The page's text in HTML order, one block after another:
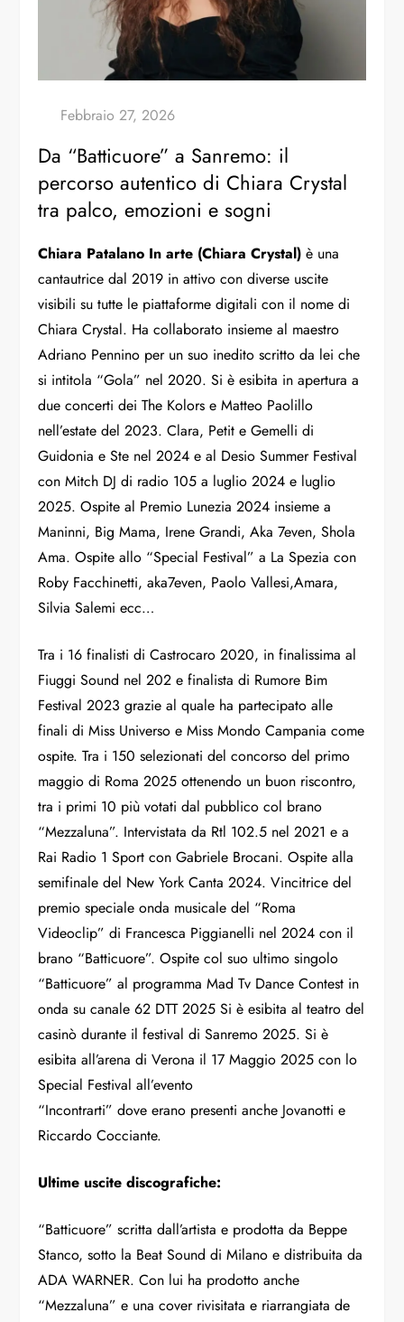
Da “Batticuore” a Sanremo: il
percorso autentico di Chiara Crystal
tra palco, emozioni e sogni
Chiara Patalano In arte (Chiara Crystal)è una
cantautrice dal 2019 in attivo con diverse uscite
visibili su tutte le piattaforme digitali con il nome di
Chiara Crystal. Ha collaborato insieme al maestro
Adriano Pennino per un suo inedito scritto da lei che
si intitola “Gola” nel 2020.Si è esibita in apertura a
due concerti dei The Kolors e Matteo Paolillo
nell’estate del 2023. Clara, Petit e Gemelli di
Guidonia e Ste nel 2024 e al Desio Summer Festival
con Mitch DJ di radio 105 a luglio 2024 e luglio
2025.Ospite al Premio Lunezia 2024 insieme a
Maninni, Big Mama, Irene Grandi, Aka 7even, Shola
Ama.Ospite allo “Special Festival” a La Spezia con
Roby Facchinetti, aka7even, Paolo Vallesi,Amara,
Silvia Salemi ecc…
Tra i 16 finalisti di Castrocaro 2020, in finalissima al
Fiuggi Sound nel 202 e finalista di Rumore Bim
Festival 2023 grazie al quale ha partecipato alle
finali di Miss Universo e Miss Mondo Campania come
ospite.Tra i 150 selezionati del concorso del primo
maggio di Roma 2025 ottenendo un buon riscontro,
tra i primi 10 più votati dal pubblico col brano
“Mezzaluna”. Intervistata da Rtl 102.5 nel 2021 e a
Rai Radio 1 Sport con Gabriele Brocani.Ospite alla
semifinale del New York Canta 2024.Vincitrice del
premio speciale onda musicale del “Roma
Videoclip” di Francesca Piggianelli nel 2024 con il
brano “Batticuore”.Ospite col suo ultimo singolo
“Batticuore” al programma Mad Tv Dance Contest in
onda su canale 62 DTT 2025Si è esibita al teatro del
casinò durante il festival di Sanremo 2025. Si è
esibita all’arena di Verona il 17 Maggio 2025 con lo
Special Festival all’evento
“Incontrarti” dove erano presenti anche Jovanotti e
Riccardo Cocciante.
Ultime uscite discografiche:
“Batticuore” scritta dall’artista e prodotta da Beppe
Stanco, sotto la Beat Sound di Milano e distribuita da
ADA WARNER. Con lui ha prodotto anche
“Mezzaluna” e una cover rivisitata e riarrangiata de